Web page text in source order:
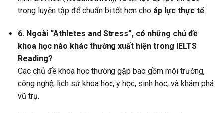
trong luyện tập để chuẩn bị tốt hơn cho áp lực thực tế.
6. Ngoài “Athletes and Stress”, có những chủ đề
khoa học nào khác thường xuất hiện trong IELTS
Reading?
Các chủ đề khoa học thường gặp bao gồm môi trường,
công nghệ, lịch sử khoa học, y học, sinh học, và khám phá
vũ trụ.